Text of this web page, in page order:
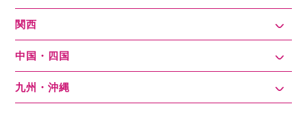
関西
中国・四国
九州・沖縄